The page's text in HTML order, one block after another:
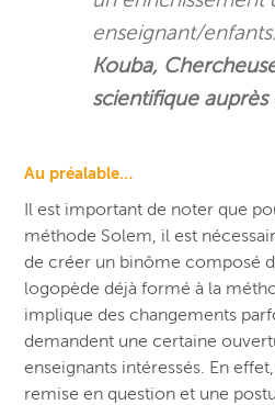
enseignant/
Kouba,
scientifique auprès
Au préalable…
Il est important de noter que
méthode Solem, il est
de créer un binôme composé
logopède déjà formé à la
implique des changements
demandent une certaine
enseignants intéressés. En
remise en question et une